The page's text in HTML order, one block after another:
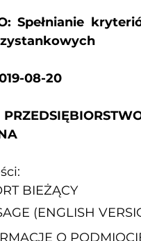
Spełnianie
08-20
BIEŻĄCY
(ENGLISH
O